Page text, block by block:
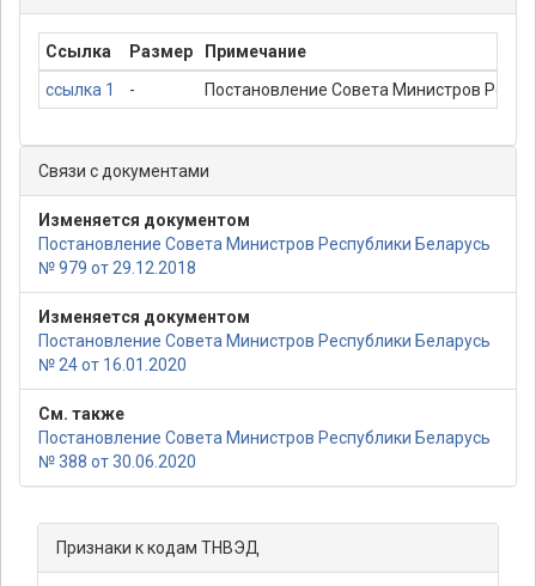
Ссылка Размер
Примечание
ссылка 1
- Постановление Совета Министров
Связи с документами
Изменяется документом
Постановление Совета Министров Республики Беларусь
№ 979 от 29.12.2018
Изменяется документом
Постановление Совета Министров Республики Беларусь
№ 24 от 16.01.2020
См. также
Постановление Совета Министров Республики Беларусь
№ 388 от 30.06.2020
Признаки к кодам ТНВЭД